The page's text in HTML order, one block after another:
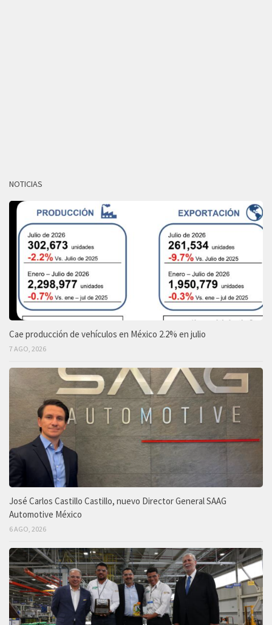
NOTICIAS
Cae producción de vehículos en México 2.2% en julio
7 AGO, 2026
José Carlos Castillo Castillo, nuevo Director General SAAG
Automotive México
6 AGO, 2026